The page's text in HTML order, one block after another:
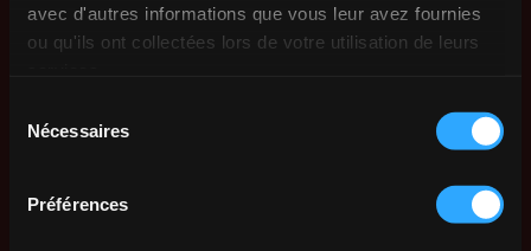
avec d'autres informations que vous leur avez fournies
ou qu'ils ont collectées lors de votre utilisation de leurs
Nécessaires
Préférences